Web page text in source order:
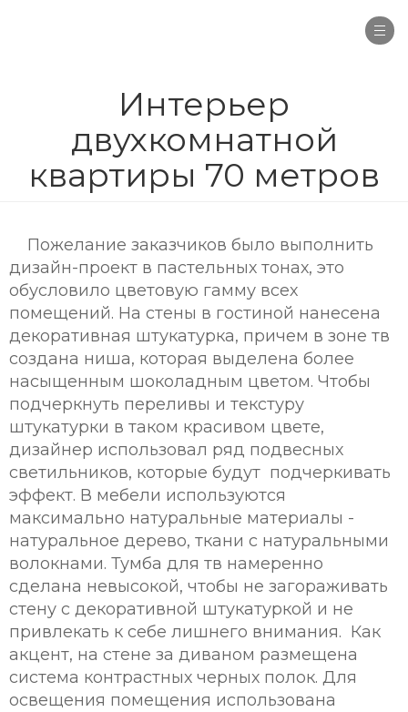
Интерьер
двухкомнатной
квартиры 70 метров
Пожелание заказчиков было выполнить
дизайн-проект в пастельных тонах, это
обусловило цветовую гамму всех
помещений. На стены в гостиной нанесена
декоративная штукатурка, причем в зоне тв
создана ниша, которая выделена более
насыщенным шоколадным цветом. Чтобы
подчеркнуть переливы и текстуру
штукатурки в таком красивом цвете,
дизайнер использовал ряд подвесных
светильников, которые будут подчеркивать
эффект. В мебели используются
максимально натуральные материалы -
натуральное дерево, ткани с натуральными
волокнами. Тумба для тв намеренно
сделана невысокой, чтобы не загораживать
стену с декоративной штукатуркой и не
привлекать к себе лишнего внимания. Как
акцент, на стене за диваном размещена
система контрастных черных полок. Для
освещения помещения использована